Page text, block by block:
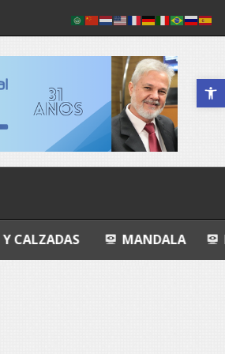
Abrir a
MANDALA ENTROPIA